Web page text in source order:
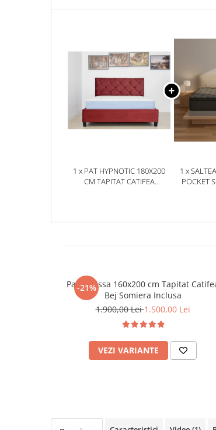
1 x PAT HYPNOTIC 180X200
CM TAPITAT CATIFEA
1 x
POCKET
-21%
Pat Melissa 160x200 cm Tapitat
Bej Somiera Inclusa
1.900,00 Lei1.500,00 Lei
VEZI VARIANTE